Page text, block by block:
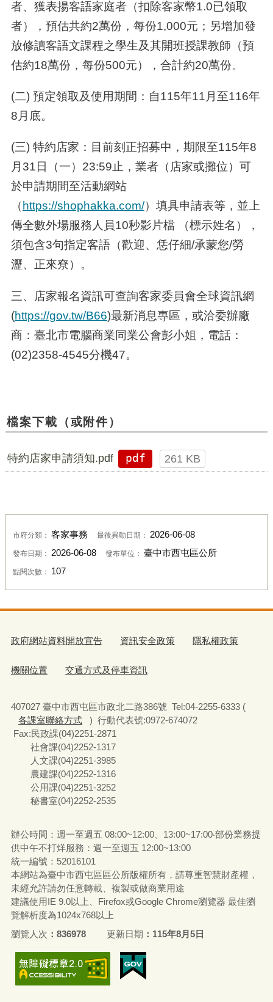
者、獲表揚客語家庭者（扣除客家幣1.0已領取
者），預估共約2萬份，每份1,000元；另增加發
放修讀客語文課程之學生及其開班授課教師（預
估約18萬份，每份500元），合計約20萬份。
(二) 預定領取及使用期間：自115年11 月至116年
8 月底。
(三) 特約店家：目前刻正招募中，期限至115年8
月 31日（一） 23:59 止，業者（店家或攤位）可
於申請期間至活動網站
（https://shophakka.com/）填具申請表等，並上
傳全數外場服務人員10秒影片檔 （標示姓名），
須包含3句指定客語（歡迎、恁仔細/承蒙您/勞
瀝、正來尞）。
三、店家報名資訊可查詢客家委員會全球資訊網
(https://gov.tw/B66)最新消息專區，或洽委辦廠
商：臺北市電腦商業同業公會彭小姐，電話：
(02)2358-4545分機47。
檔案下載（或附件）
特約店家申請須知.pdf pdf 261 KB
市府分類： 客家事務 最後異動日期： 2026-06-08
發布日期： 2026-06-08 發布單位： 臺中市西屯區公所
點閱次數： 107
政府網站資料開放宣告 資訊安全政策 隱私權政策
機關位置 交通方式及停車資訊
407027 臺中市西屯區市政北二路386號 Tel:04-2255-6333 (
各課室聯絡方式
) 行動代表號:0972-674072
Fax:民政課(04)2251-2871
社會課(04)2252-1317
人文課(04)2251-3985
農建課(04)2252-1316
公用課(04)2251-3252
秘書室(04)2252-2535
辦公時間：週一至週五 08:00~12:00、13:00~17:00‧部份業務提
供中午不打烊服務：週一至週五 12:00~13:00
統一編號 ：52016101
本網站為臺中市西屯區區公所版權所有，請尊重智慧財產權，
未經允許請勿任意轉載、複製或做商業用途
建議使用IE 9.0以上、Firefox或Google Chrome瀏覽器 最佳瀏
覽解析度為1024x768以上
瀏覽人次
836978 更新日期 115年8月5日